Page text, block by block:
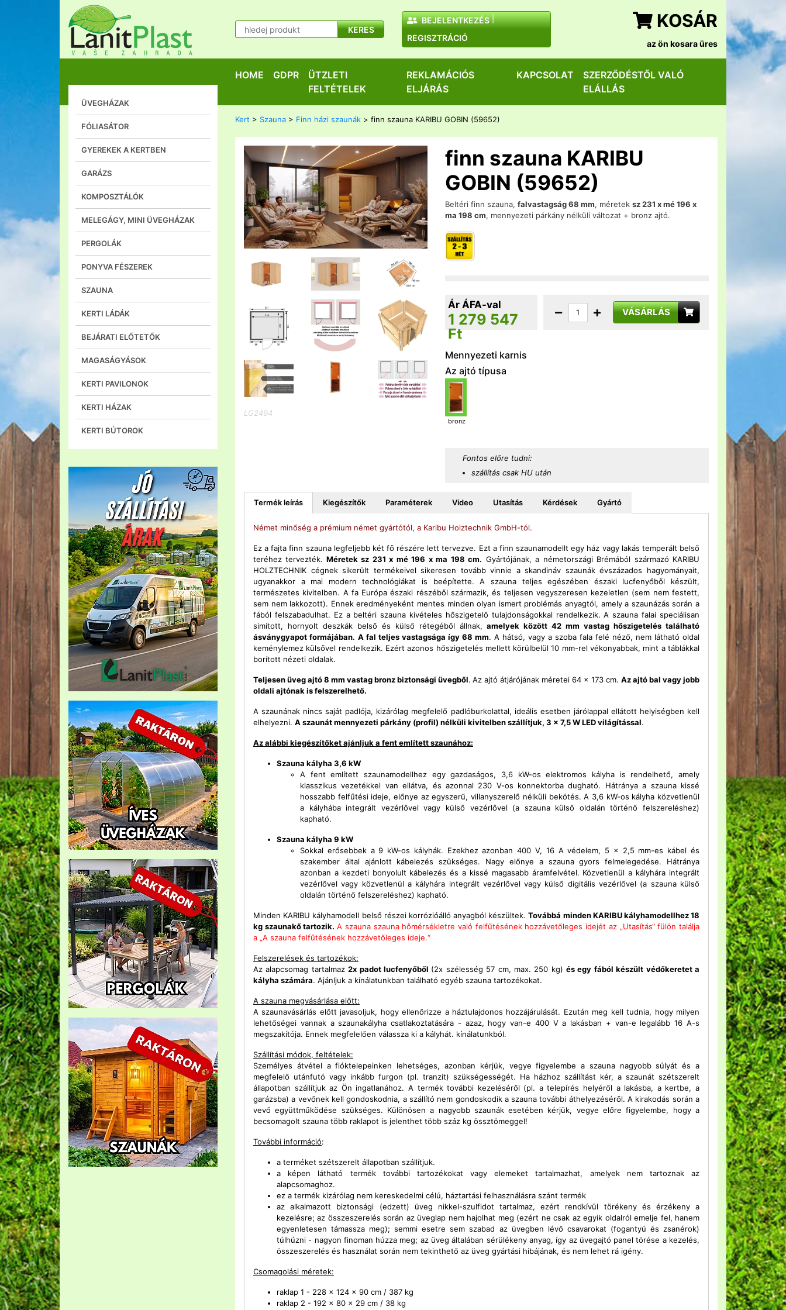
KERES
BEJELENTKEZÉS
REGISZTRÁCIÓ
KOSÁR
az ön kosara üres
HOME GDPR
ÜTZLETI
FELTÉTELEK
REKLAMÁCIÓS
ELJÁRÁS
KAPCSOLAT
SZERZŐDÉSTŐL VALÓ
ELÁLLÁS
ÜVEGHÁZAK
FÓLIASÁTOR
GYEREKEK A KERTBEN
GARÁZS
KOMPOSZTÁLÓK
MELEGÁGY, MINI ÜVEGHÁZAK
PERGOLÁK
PONYVA FÉSZEREK
SZAUNA
KERTI LÁDÁK
BEJÁRATI ELŐTETŐK
MAGASÁGYÁSOK
KERTI PAVILONOK
KERTI HÁZAK
KERTI BÚTOROK
Kert > Szauna > Finn házi szaunák > finn szauna KARIBU GOBIN (59652)
LG2494
finn szauna KARIBU
GOBIN (59652)
Beltéri finn szauna, falvastagság 68 mm, méretek sz 231 x mé 196 x
ma 198 cm, mennyezeti párkány nélküli változat + bronz ajtó.
Ár ÁFA-val
1 279 547
Ft
VÁSÁRLÁS
Mennyezeti karnis
Az ajtó típusa
bronz
Fontos előre tudni:
szállítás csak HU után
Termék leírás Kiegészítők Paraméterek Video Utasítás Kérdések Gyártó
Német minőség a prémium német gyártótól, a Karibu Holztechnik GmbH-tól.
Ez a fajta finn szauna legfeljebb két fő részére lett tervezve. Ezt a finn szaunamodellt egy ház vagy lakás temperált belső
teréhez tervezték. Méretek sz 231 x mé 196 x ma 198 cm. Gyártójának, a németországi Brémából származó KARIBU
HOLZTECHNIK cégnek sikerült termékeivel sikeresen tovább vinnie a skandináv szaunák évszázados hagyományait,
ugyanakkor a mai modern technológiákat is beépítette. A szauna teljes egészében északi lucfenyőből készült,
természetes kivitelben. A fa Európa északi részéből származik, és teljesen vegyszeresen kezeletlen (sem nem festett,
sem nem lakkozott). Ennek eredményeként mentes minden olyan ismert problémás anyagtól, amely a szaunázás során a
fából felszabadulhat. Ez a beltéri szauna kivételes hőszigetelő tulajdonságokkal rendelkezik. A szauna falai speciálisan
simított, hornyolt deszkák belső és külső rétegéből állnak,amelyek között 42 mm vastag hőszigetelés található
ásványgyapot formájában. A fal teljes vastagsága így 68 mm. A hátsó, vagy a szoba fala felé néző, nem látható oldal
keménylemez külsővel rendelkezik. Ezért azonos hőszigetelés mellett körülbelül 10 mm-rel vékonyabbak, mint a táblákkal
borított nézeti oldalak.
Teljesen üveg ajtó 8 mm vastag bronz biztonsági üvegből. Az ajtó átjárójának méretei 64 x 173 cm. Az ajtó bal vagy jobb
oldali ajtónak is felszerelhető.
A szaunának nincs saját padlója, kizárólag megfelelő padlóburkolattal, ideális esetben járólappal ellátott helyiségben kell
elhelyezni. A szaunát mennyezeti párkány (profil) nélküli kivitelben szállítjuk, 3 x 7,5 W LED világítással.
Az alábbi kiegészítőket ajánljuk a fent említett szaunához:
Szauna kályha 3,6 kW
A fent említett szaunamodellhez egy gazdaságos, 3,6 kW-os elektromos kályha is rendelhető, amely
klasszikus vezetékkel van ellátva, és azonnal 230 V-os konnektorba dugható. Hátránya a szauna kissé
hosszabb felfűtési ideje, előnye az egyszerű, villanyszerelő nélküli bekötés. A 3,6 kW-os kályha közvetlenül
a kályhába integrált vezérlővel vagy külső vezérlővel (a szauna külső oldalán történő felszereléshez)
kapható.
Szauna kályha 9 kW
Sokkal erősebbek a 9 kW-os kályhák. Ezekhez azonban 400 V, 16 A védelem, 5 x 2,5 mm-es kábel és
szakember által ajánlott kábelezés szükséges. Nagy előnye a szauna gyors felmelegedése. Hátránya
azonban a kezdeti bonyolult kábelezés és a kissé magasabb áramfelvétel. Közvetlenül a kályhára integrált
vezérlővel vagy közvetlenül a kályhára integrált vezérlővel vagy külső digitális vezérlővel (a szauna külső
oldalán történő felszereléshez) kapható.
Minden KARIBU kályhamodell belső részei korrózióálló anyagból készültek.Továbbá minden KARIBU kályhamodellhez 18
kg szaunakő tartozik.A szauna szauna hőmérsékletre való felfűtésének hozzávetőleges idejét az „Utasítás“ fülön találja
a „A szauna felfűtésének hozzávetőleges ideje.“
Felszerelések és tartozékok:
Az alapcsomag tartalmaz2x padot lucfenyőből (2x szélesség 57 cm, max. 250 kg)és egy fából készült védőkeretet a
kályha számára. Ajánljuk a kínálatunkban található egyéb szauna tartozékokat.
A szauna megvásárlása előtt:
A szaunavásárlás előtt javasoljuk, hogy ellenőrizze a háztulajdonos hozzájárulását. Ezután meg kell tudnia, hogy milyen
lehetőségei vannak a szaunakályha csatlakoztatására - azaz, hogy van-e 400 V a lakásban + van-e legalább 16 A-s
megszakítója. Ennek megfelelően válassza ki a kályhát. kínálatunkból.
Szállítási módok, feltételek:
Személyes átvétel a fióktelepeinken lehetséges, azonban kérjük, vegye figyelembe a szauna nagyobb súlyát és a
megfelelő utánfutó vagy inkább furgon (pl. tranzit) szükségességét. Ha házhoz szállítást kér, a szaunát szétszerelt
állapotban szállítjuk az Ön ingatlanához. A termék további kezeléséről (pl. a telepírés helyéről a lakásba, a kertbe, a
garázsba) a vevőnek kell gondoskodnia, a szállító nem gondoskodik a szauna további áthelyezéséről. A kirakodás során a
vevő együttműködése szükséges. Különösen a nagyobb szaunák esetében kérjük, vegye előre figyelembe, hogy a
becsomagolt szauna több raklapot is jelenthet több száz kg össztömeggel!
További információ:
a terméket szétszerelt állapotban szállítjuk.
a képen látható termék további tartozékokat vagy elemeket tartalmazhat, amelyek nem tartoznak az
alapcsomaghoz.
ez a termék kizárólag nem kereskedelmi célú, háztartási felhasználásra szánt termék
az alkalmazott biztonsági (edzett) üveg nikkel-szulfidot tartalmaz, ezért rendkívül törékeny és érzékeny a
kezelésre; az összeszerelés során az üveglap nem hajolhat meg (ezért ne csak az egyik oldalról emelje fel, hanem
egyenletesen támassza meg); semmi esetre sem szabad az üvegben lévő csavarokat (fogantyú és zsanérok)
túlhúzni - nagyon finoman húzza meg; az üveg általában sérülékeny anyag, így az üvegajtó panel törése a kezelés,
összeszerelés és használat során nem tekinthető az üveg gyártási hibájának, és nem lehet rá igény.
Csomagolási méretek:
raklap 1 - 228 x 124 x 90 cm / 387 kg
raklap 2 - 192 x 80 x 29 cm / 38 kg